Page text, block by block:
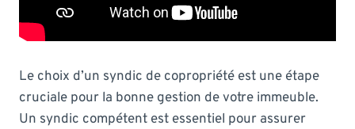
Le choix d’un syndic de copropriété est une étape
cruciale pour la bonne gestion de votre immeuble.
Un syndic compétent est essentiel pour assurer